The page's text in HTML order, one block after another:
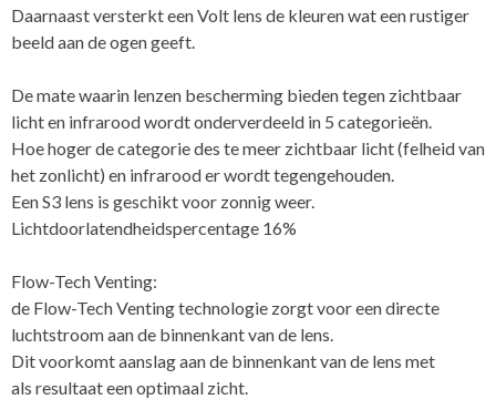
Daarnaast versterkt een Volt lens de kleuren wat een rustiger
beeld aan de ogen geeft.
De mate waarin lenzen bescherming bieden tegen zichtbaar
licht en infrarood wordt onderverdeeld in 5 categorieën.
Hoe hoger de categorie des te meer zichtbaar licht (felheid van
het zonlicht) en infrarood er wordt tegengehouden.
Een S3 lens is geschikt voor zonnig weer.
Lichtdoorlatendheidspercentage 16%
Flow-Tech Venting:
de Flow-Tech Venting technologie zorgt voor een directe
luchtstroom aan de binnenkant van de lens.
Dit voorkomt aanslag aan de binnenkant van de lens met
als resultaat een optimaal zicht.